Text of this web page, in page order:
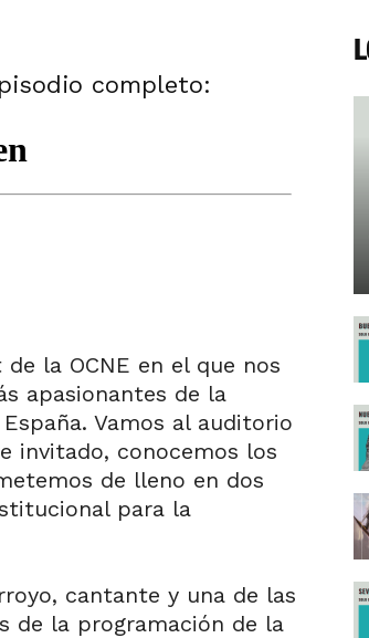
completo:
la OCNE en el que nos
apasionantes de la
Vamos al auditorio
invitado, conocemos los
de lleno en dos
para la
cantante y una de las
de la programación de la